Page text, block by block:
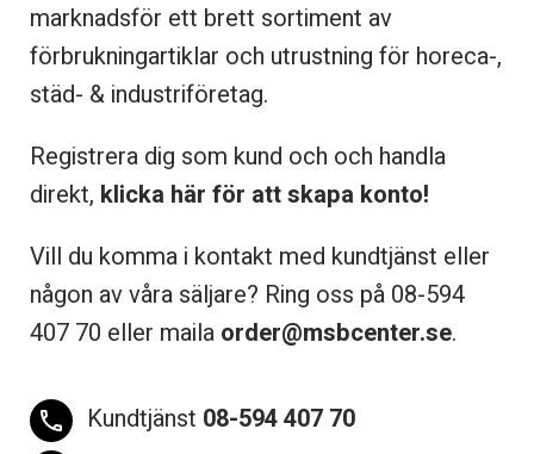
marknadsför ett brett sortiment av
förbrukningartiklar och utrustning för horeca-,
städ- & industriföretag.
Registrera dig som kund och och handla
direkt, klicka här för att skapa konto!
Vill du komma i kontakt med kundtjänst eller
någon av våra säljare? Ring oss på 08-594
407 70 eller maila order@msbcenter.se.
phone Kundtjänst 08-594 407 70